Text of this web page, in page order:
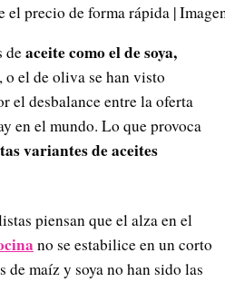
el precio de forma rápida |
deaceite como el de soya,
, o el de oliva se han visto
el desbalance entre la oferta
en el mundo. Lo que provoca
variantes de aceites
piensan que el alza en el
no se estabilice en un corto
de maíz y soya no han sido las